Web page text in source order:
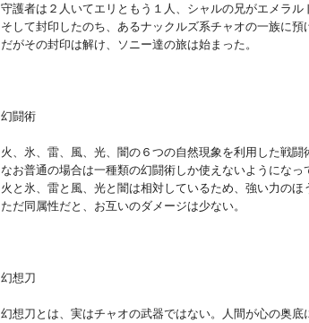
守護者は２人いてエリともう１人、シャルの兄がエメラル
そして封印したのち、あるナックルズ系チャオの一族に預
だがその封印は解け、ソニー達の旅は始まった。
幻闘術
火、氷、雷、風、光、闇の６つの自然現象を利用した戦闘
なお普通の場合は一種類の幻闘術しか使えないようになっ
火と氷、雷と風、光と闇は相対しているため、強い力のほ
ただ同属性だと、お互いのダメージは少ない。
幻想刀
幻想刀とは、実はチャオの武器ではない。人間が心の奥底